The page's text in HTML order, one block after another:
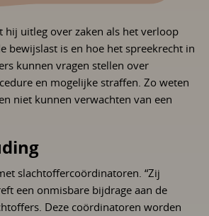
hij uitleg over zaken als het verloop
bewijslast is en hoe het spreekrecht in
kunnen vragen stellen over
en mogelijke straffen. Zo weten
niet kunnen verwachten van een
slachtoffercoördinatoren. “Zij
een onmisbare bijdrage aan de
Deze coördinatoren worden